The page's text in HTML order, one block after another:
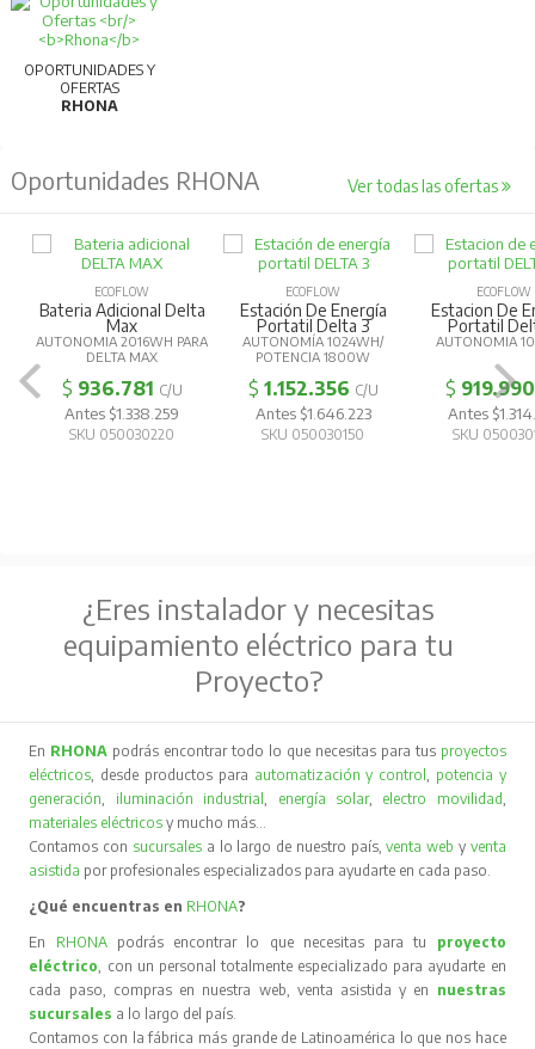
OPORTUNIDADES Y
OFERTAS
RHONA
Oportunidades RHONA Ver todas las ofertas
ECOFLOW
Bateria Adicional Delta
Max
AUTONOMIA 2016WH PARA
DELTA MAX
$ 936.781 C/U
Antes $1.338.259
SKU 050030220
ECOFLOW
Estación De Energía
Portatil Delta 3
AUTONOMÍA 1024WH/
POTENCIA 1800W
$ 1.152.356 C/U
Antes $1.646.223
SKU 050030150
ECOFLOW
Estacion De
Portatil
AUTONOMIA
$ 919.990
Antes
SKU
¿Eres instalador y necesitas
equipamiento eléctrico para tu
Proyecto?
En RHONA podrás encontrar todo lo que necesitas para tus proyectos
eléctricos, desde productos para automatización y control, potencia y
generación, iluminación industrial, energía solar, electro movilidad,
materiales eléctricos y mucho más…
Contamos con sucursales a lo largo de nuestro país,venta web y venta
asistida por profesionales especializados para ayudarte en cada paso.
¿Qué encuentras en RHONA?
En RHONA podrás encontrar lo que necesitas para tu proyecto
eléctrico, con un personal totalmente especializado para ayudarte en
cada paso, compras en nuestra web, venta asistida y en nuestras
sucursales a lo largo del país.
Contamos con la fábrica más grande de Latinoamérica lo que nos hace